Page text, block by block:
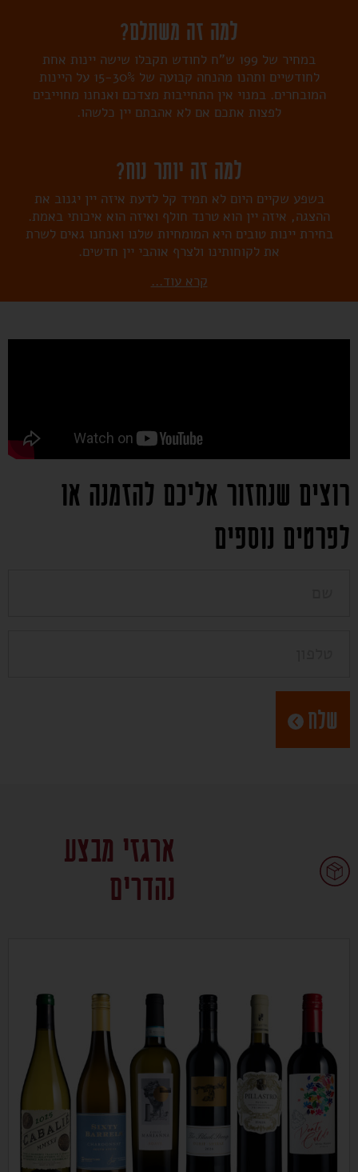
למה זה משתלם?
במחיר של 199 ש"ח לחודש תקבלו שישה יינות אחת
לחודשיים ותהנו מהנחה קבועה של 15-30% על היינות
המובחרים. במנוי אין התחייבות מצדכם ואנחנו מחוייבים
לפצות אתכם אם לא אהבתם יין כלשהו.
למה זה יותר נוח?
בשפע שקיים היום לא תמיד קל לדעת איזה יין יגנוב את
ההצגה, איזה יין הוא טרנד חולף ואיזה הוא איכותי באמת.
בחירת יינות טובים היא המומחיות שלנו ואנחנו גאים לשרת
את לקוחותינו ולצרף אוהבי יין חדשים.
קרא עוד…
רוצים שנחזור אליכם להזמנה או
לפרטים נוספים
שלח
ארגזי מבצע
נהדרים